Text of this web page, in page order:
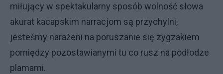
miłujący w spektakularny sposób wolność słowa
akurat kacapskim narracjom są przychylni,
jesteśmy narażeni na poruszanie się zygzakiem
pomiędzy pozostawianymi tu co rusz na podłodze
plamami.